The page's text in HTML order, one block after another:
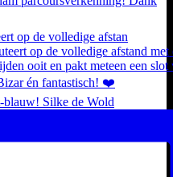
op de volledige afstan
blauw! Silke de Wold